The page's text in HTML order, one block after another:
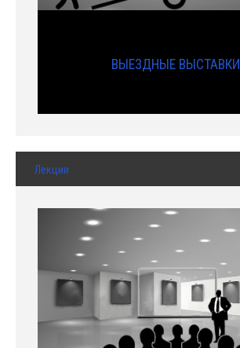
ВЫЕЗДНЫЕ ВЫСТАВКИ
Лекции